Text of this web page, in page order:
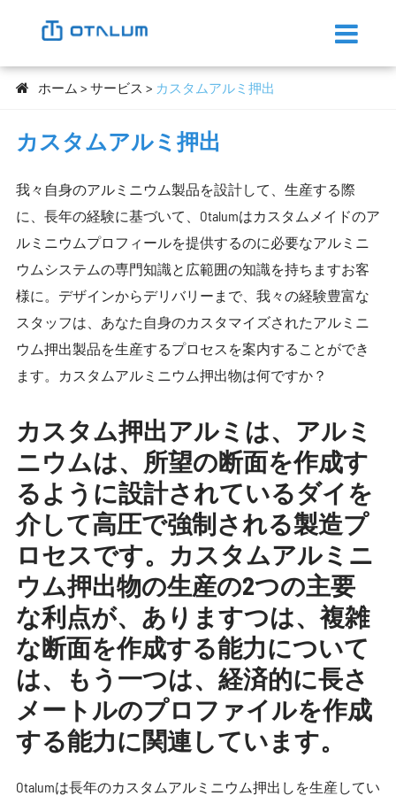
ホーム サービス カスタムアルミ押出
カスタムアルミ押出
我々自身のアルミニウム製品を設計して、生産する際
に、長年の経験に基づいて、Otalumはカスタムメイドのア
ルミニウムプロフィールを提供するのに必要なアルミニ
ウムシステムの専門知識と広範囲の知識を持ちますお客
様に。デザインからデリバリーまで、我々の経験豊富な
スタッフは、あなた自身のカスタマイズされたアルミニ
ウム押出製品を生産するプロセスを案内することができ
ます。カスタムアルミニウム押出物は何ですか？
カスタム押出アルミは、アルミ
ニウムは、所望の断面を作成す
るように設計されているダイを
介して高圧で強制される製造プ
ロセスです。カスタムアルミニ
ウム押出物の生産の2つの主要
な利点が、ありますつは、複雑
な断面を作成する能力について
は、もう一つは、経済的に長さ
メートルのプロファイルを作成
する能力に関連しています。
Otalumは長年のカスタムアルミニウム押出しを生産してい